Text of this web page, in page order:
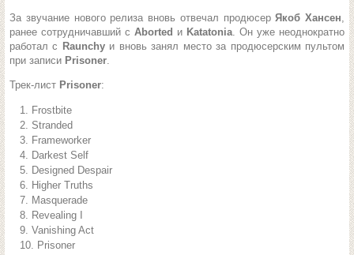
За звучание нового релиза вновь отвечал продюсерЯкоб Хансен,
ранее сотрудничавший с Aborted и Katatonia. Он уже неоднократно
работал с Raunchy и вновь занял место за продюсерским пультом
при записи Prisoner.
Трек-лист Prisoner:
Frostbite
Stranded
Frameworker
Darkest Self
Designed Despair
Higher Truths
Masquerade
Revealing I
Vanishing Act
Prisoner